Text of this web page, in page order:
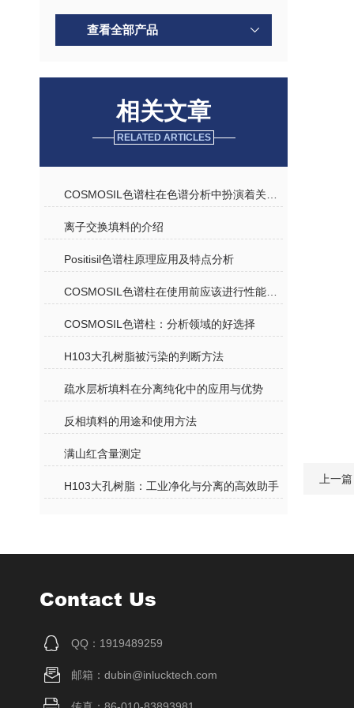
查看全部产品
相关文章
RELATED ARTICLES
离子交换填料的介绍
Positisil色谱柱原理应用及特点分析
COSMOSIL色谱柱：分析领域的好选择
H103大孔树脂被污染的判断方法
疏水层析填料在分离纯化中的应用与优势
反相填料的用途和使用方法
满山红含量测定
H103大孔树脂：工业净化与分离的高效助手
上一
Contact Us
QQ：1919489259
邮箱：dubin@inlucktech.com